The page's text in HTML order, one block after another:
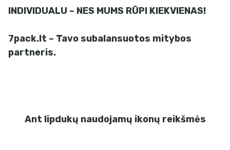
INDIVIDUALU – NES MUMS RŪPI KIEKVIENAS!
7pack.lt – Tavo subalansuotos mitybos
partneris.
Ant lipdukų naudojamų ikonų reikšmės